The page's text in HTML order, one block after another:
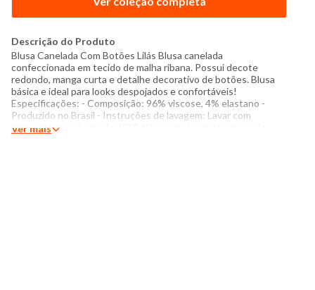
Descrição do Produto
Blusa Canelada Com Botões Lilás Blusa canelada
confeccionada em tecido de malha ribana. Possui decote
redondo, manga curta e detalhe decorativo de botões. Blusa
básica e ideal para looks despojados e confortáveis!
Especificações: - Composição: 96% viscose, 4% elastano -
Produzido no Brasil - Instruções de lavagem: Lavar com
temperatura máxima de 40°C Não usar alvejante a base de
Ver mais